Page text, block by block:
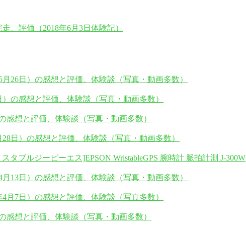
、評価（2018年6月3日体験記）
26日）の感想と評価、体験談（写真・動画多数）
の感想と評価、体験談（写真・動画多数）
感想と評価、体験談（写真・動画多数）
日）の感想と評価、体験談（写真・動画多数）
タブルジーピーエス]EPSON WristableGPS 腕時計 脈拍計測 J-300W
13日）の感想と評価、体験談（写真・動画多数）
月7日）の感想と評価、体験談（写真多数）
感想と評価、体験談（写真・動画多数）